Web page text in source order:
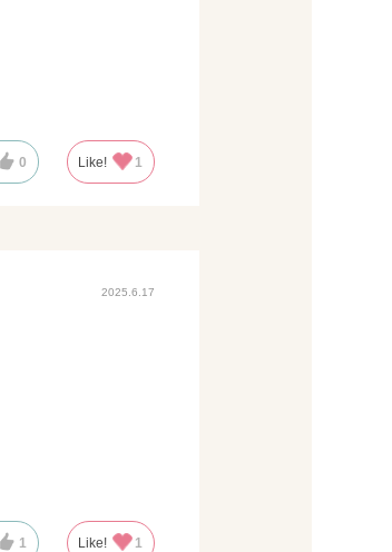
0 Like! 1
2025.6.17
1 Like! 1